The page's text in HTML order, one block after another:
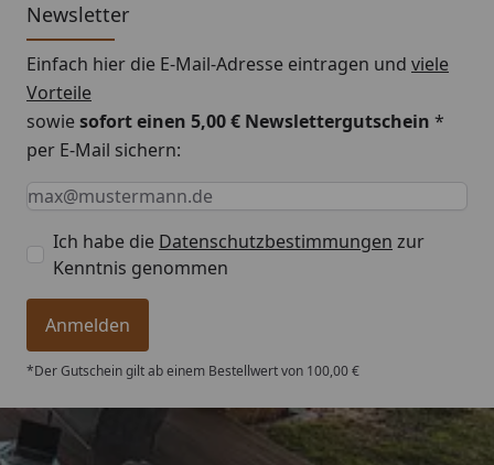
Newsletter
Einfach hier die E-Mail-Adresse eintragen und viele
Vorteile
sowiesofort einen 5,00 € Newslettergutschein *
per E-Mail sichern:
Keine Eingabe erforderlich
Eingabe erforderlich
E-Mail *
Ich habe die Datenschutzbestimmungen zur
Kenntnis genommen
Anmelden
*Der Gutschein gilt ab einem Bestellwert von 100,00 €